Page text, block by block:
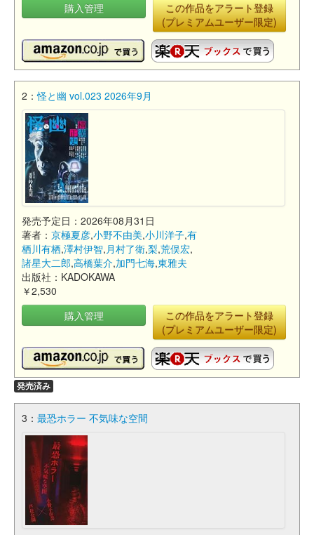
購入管理
この作品をアラート登録
(プレミアムユーザー限定)
2：怪と幽 vol.023 2026年9月
発売予定日：2026年08月31日
著者： 京極夏彦,小野不由美,小川洋子,有
栖川有栖,澤村伊智,月村了衛,梨,荒俣宏,
諸星大二郎,高橋葉介,加門七海,東雅夫
出版社：KADOKAWA
￥2,530
購入管理
この作品をアラート登録
(プレミアムユーザー限定)
発売済み
3： 最恐ホラー 不気味な空間